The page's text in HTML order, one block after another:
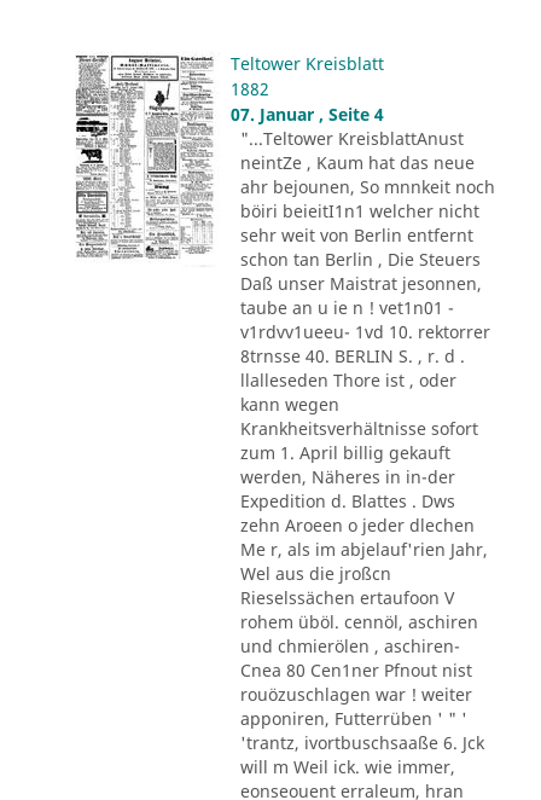
Teltower Kreisblatt
1882
07. Januar , Seite 4
"...Teltower KreisblattAnust
neintZe , Kaum hat das neue
ahr bejounen, So mnnkeit noch
böiri beieitI1n1 welcher nicht
sehr weit von Berlin entfernt
schon tan Berlin , Die Steuers
Daß unser Maistrat jesonnen,
taube an u ie n ! vet1n01 -
v1rdvv1ueeu- 1vd 10. rektorrer
8trnsse 40. BERLIN S. , r. d .
llalleseden Thore ist , oder
kann wegen
Krankheitsverhältnisse sofort
zum 1. April billig gekauft
werden, Näheres in in-der
Expedition d. Blattes . Dws
zehn Aroeen o jeder dlechen
Me r, als im abjelauf'rien Jahr,
Wel aus die jroßcn
Rieselssächen ertaufoon V
rohem üböl. cennöl, aschiren
und chmierölen , aschiren-
Cnea 80 Cen1ner Pfnout nist
rouözuschlagen war ! weiter
apponiren, Futterrüben ' " '
'trantz, ivortbuschsaaße 6. Jck
will m Weil ick. wie immer,
eonseouent erraleum, hran